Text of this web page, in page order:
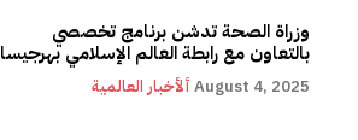
وزراة الصحة تدشن برنامج تخصصي
بالتعاون مع رابطة العالم الإسلامي بهرجيسا
ألأخبار العالمية August 4, 2025